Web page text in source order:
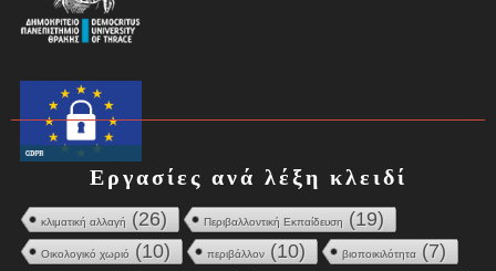
Εργασίες ανά λέξη κλειδί
κλιματική αλλαγή (26) Περιβαλλοντική Εκπαίδευση (19)
Οικολογικό χωριό (10) περιβάλλον (10) βιοποικιλότητα (7)